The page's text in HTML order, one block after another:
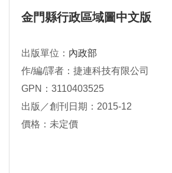
金門縣行政區域圖中文版
出版單位： 內政部
作/編/譯者：捷連科技有限公司
GPN：3110403525
出版／創刊日期：2015-12
價格：未定價